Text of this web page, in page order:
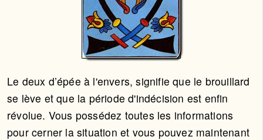
Le deux d’épée à l'envers, signifie que le brouillard
se lève et que la période d'indécision est enfin
révolue. Vous possédez toutes les informations
pour cerner la situation et vous pouvez maintenant